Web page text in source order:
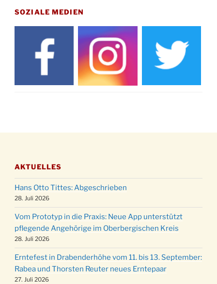
Drabenderhöhe um 11:15 Uhr
21.11.
Basar im Ev. Gemeindehaus von 14-16:30 Uhr
Katharinenball des Honterus Chors im
Stadtteilhaus um 19:00 Uhr
Kinderbibeltag im Ev. Gemeindehaus von 10-
12 Uhr
Stadtteilhaus um 19:00 Uhr
11.12.
Puer-Natus weihnachtliches Brauchtum am
Robert-Gassner-Hof um 17:00 Uhr
19.12.
Kinderbibeltag im Ev. Gemeindehaus von 10-
12 Uhr
20.12.
Weihnachts-Konzert des Honterus Chors in
der Kirche um 17:00 Uhr
24.12.
Familiengottesdienst mit Krippenspiel im Ev.
Gemeindehaus um 15:00 Uhr
24.12. Familiengottesdienst in der FeG um 16 Uhr
SOZIALE MEDIEN
AKTUELLES
Hans Otto Tittes: Abgeschrieben
28. Juli 2026
Vom Prototyp in die Praxis: Neue App unterstützt
pflegende Angehörige im Oberbergischen Kreis
28. Juli 2026
Erntefest in Drabenderhöhe vom 11. bis 13. September:
Rabea und Thorsten Reuter neues Erntepaar
27. Juli 2026